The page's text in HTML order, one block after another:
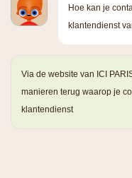
Hoe kan je
klantendienst
Via de website van ICI
manieren terug waarop je
klantendienst